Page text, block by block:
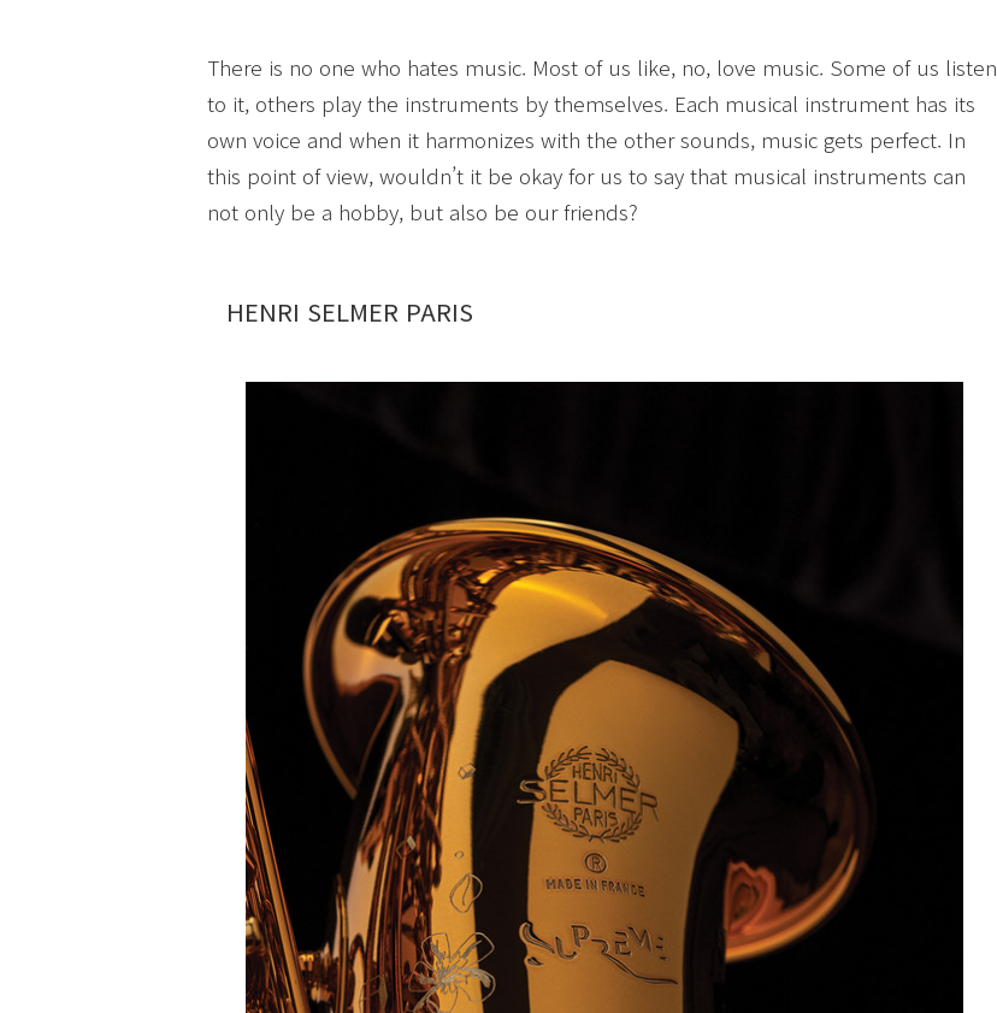
There is no one who hates music. Most of us like, no, love music. Some of us listen
to it, others play the instruments by themselves. Each musical instrument has its
own voice and when it harmonizes with the other sounds, music gets perfect. In
this point of view, wouldn’t it be okay for us to say that musical instruments can
not only be a hobby, but also be our friends?
HENRI SELMER PARIS